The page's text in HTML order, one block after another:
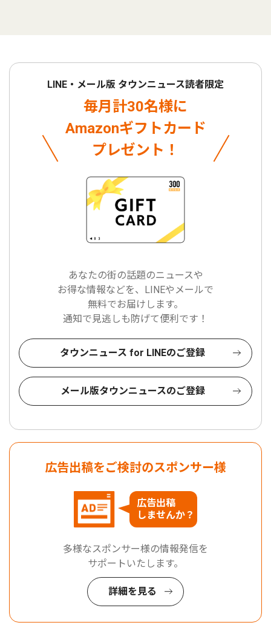
LINE・メール版 タウンニュース読者限定
毎月計30名様に
Amazonギフトカード
プレゼント！
あなたの街の話題のニュースや
お得な情報などを、LINEやメールで
無料でお届けします。
通知で見逃しも防げて便利です！
タウンニュース for LINEのご登録
メール版タウンニュースのご登録
広告出稿をご検討のスポンサー様
広告出稿
しませんか？
多様なスポンサー様の情報発信を
サポートいたします。
詳細を見る